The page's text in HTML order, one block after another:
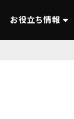
お役立ち情報